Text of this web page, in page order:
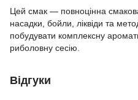
Цей смак — повноцінна
насадки, бойли, ліквіди та
побудувати комплексну
риболовну сесію.
Відгуки